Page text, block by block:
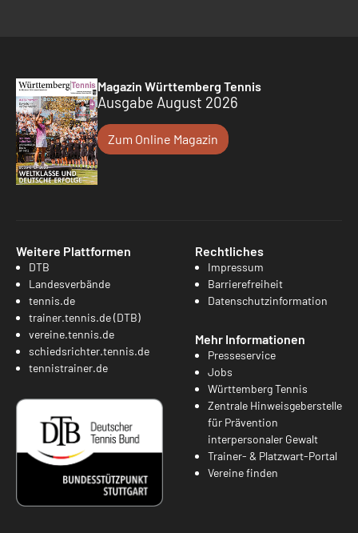
Magazin Württemberg Tennis
Ausgabe August 2026
Zum Online Magazin
Weitere Plattformen
DTB
Landesverbände
tennis.de
trainer.tennis.de (DTB)
vereine.tennis.de
schiedsrichter.tennis.de
tennistrainer.de
Rechtliches
Impressum
Barrierefreiheit
Datenschutzinformation
Mehr Informationen
Presseservice
Jobs
Württemberg Tennis
Zentrale Hinweisgeberstelle
für Prävention
interpersonaler Gewalt
Trainer- & Platzwart-Portal
Vereine finden